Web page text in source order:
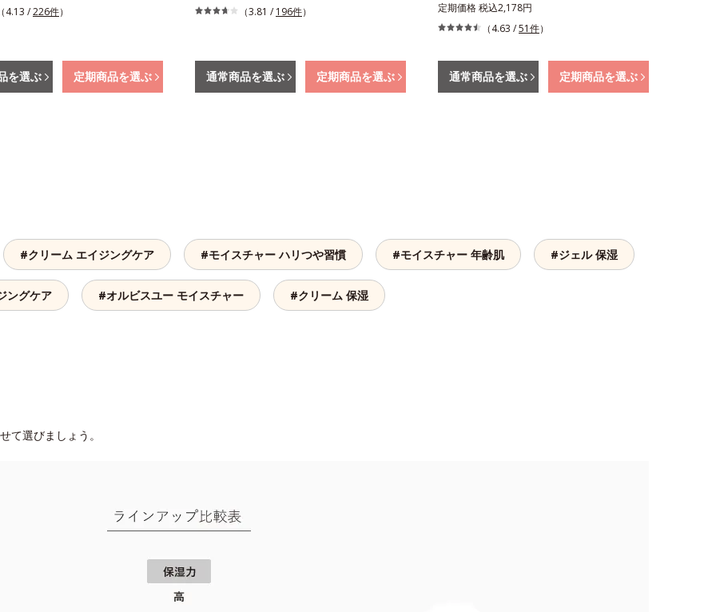
4.13 /226件）
を選ぶ 定期商品を選ぶ
（3.81 / 196件）
通常商品を選ぶ 定期商品を選ぶ
定期価格 税込2,178円
（4.63 /51件）
通常商品を選ぶ 定期商品を選ぶ
#クリーム エイジングケア #モイスチャー ハリつや習慣 #モイスチャー 年齢肌 #ジェル 保湿
ングケア #オルビスユー モイスチャー #クリーム 保湿
て選びましょう。